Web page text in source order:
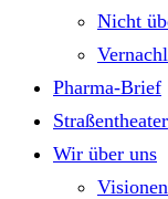
Nicht
Pharma-Brief
Straßentheater
Wir über uns